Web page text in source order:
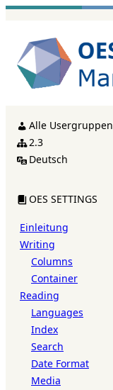
Zum
springen
Alle Usergruppen
2.3
Deutsch
OES SETTINGS
Einleitung
Writing
Columns
Container
Reading
Languages
Index
Search
Date Format
Media